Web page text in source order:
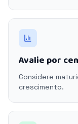
Avalie por
Considere
crescimento.